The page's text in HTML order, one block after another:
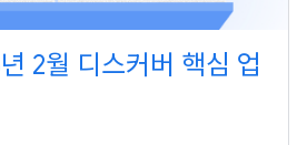
2월 디스커버 핵심 업